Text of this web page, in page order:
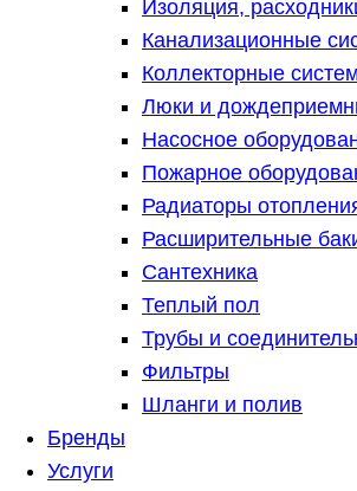
Изоляция,
Канализационные
Коллекторные
Люки и
Насосное
Пожарное
Радиаторы
Расширительные
Сантехника
Теплый пол
Трубы и
Фильтры
Шланги и полив
Бренды
Услуги